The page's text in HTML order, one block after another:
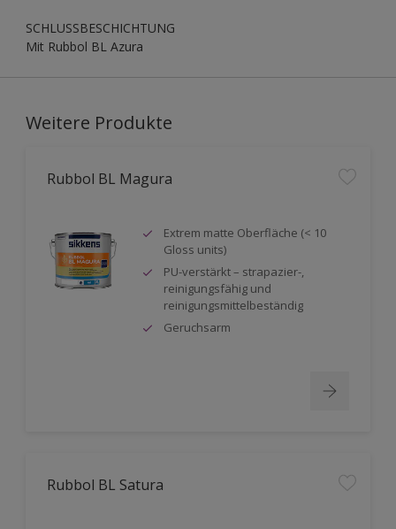
SCHLUSSBESCHICHTUNG
Mit Rubbol BL Azura
Weitere Produkte
Rubbol BL Magura
Extrem matte Oberfläche (< 10
Gloss units)
PU-verstärkt – strapazier-,
reinigungsfähig und
reinigungsmittelbeständig
Geruchsarm
Rubbol BL Satura